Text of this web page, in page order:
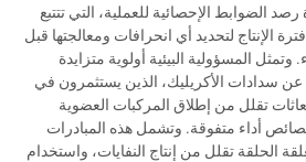
الضوابط الإحصائية للعملية، التي تتتبع
الإنتاج لتحديد أي انحرافات ومعالجتها قبل
المسؤولية البيئية أولوية متزايدة
عن سدادات الأكريليك، الذين يستثمرون في
تقلل من إطلاق المركبات العضوية
أداء متفوقة. وتشمل هذه المبادرات
الحلقة تقلل من إنتاج النفايات، واستخدام